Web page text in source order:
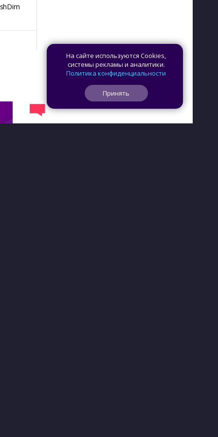
На сайте используются Cookies,
системы рекламы и аналитики.
Политика конфиденциальности
Принять